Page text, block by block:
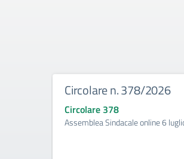
Circolare n. 378/2026
Circolare 378
Assemblea Sindacale online 6